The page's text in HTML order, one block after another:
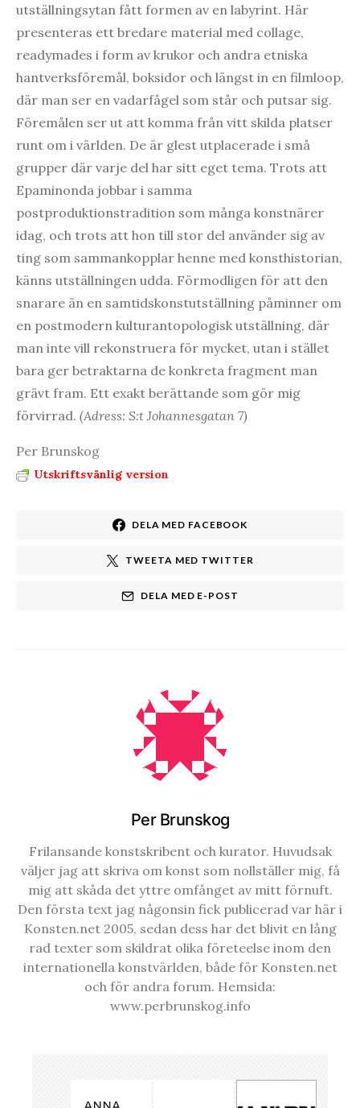
utställningsytan fått formen av en labyrint. Här
presenteras ett bredare material med collage,
readymades i form av krukor och andra etniska
hantverksföremål, boksidor och längst in en filmloop,
där man ser en vadarfågel som står och putsar sig.
Föremålen ser ut att komma från vitt skilda platser
runt om i världen. De är glest utplacerade i små
grupper där varje del har sitt eget tema. Trots att
Epaminonda jobbar i samma
postproduktionstradition som många konstnärer
idag, och trots att hon till stor del använder sig av
ting som sammankopplar henne med konsthistorian,
känns utställningen udda. Förmodligen för att den
snarare än en samtidskonstutställning påminner om
en postmodern kulturantopologisk utställning, där
man inte vill rekonstruera för mycket, utan i stället
bara ger betraktarna de konkreta fragment man
grävt fram. Ett exakt berättande som gör mig
förvirrad. (Adress: S:t Johannesgatan 7)
Per Brunskog
Utskriftsvänlig version
DELA MED FACEBOOK
TWEETA MED TWITTER
DELA MED E-POST
Per Brunskog
Frilansande konstskribent och kurator. Huvudsak
väljer jag att skriva om konst som nollställer mig, få
mig att skåda det yttre omfånget av mitt förnuft.
Den första text jag någonsin fick publicerad var här i
Konsten.net 2005, sedan dess har det blivit en lång
rad texter som skildrat olika företeelse inom den
internationella konstvärlden, både för Konsten.net
och för andra forum. Hemsida:
www.perbrunskog.info